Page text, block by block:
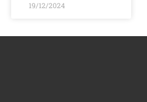
19/12/2024